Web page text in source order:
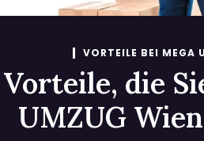
VORTEILE BEI MEGA
Vorteile, die
UMZUG